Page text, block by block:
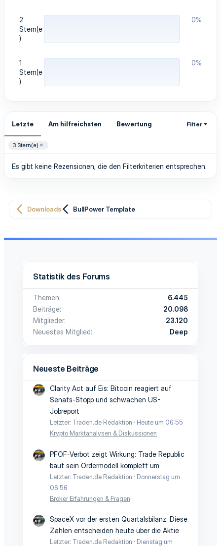
2
Stern(e
)
0%
1
Stern(e
)
0%
Letzte Am hilfreichsten Bewertung Filter
3 Stern(e)
Es gibt keine Rezensionen, die den Filterkriterien entsprechen.
Downloads BullPower Template
Statistik des Forums
Themen
6.445
Beiträge
20.098
Mitglieder
23.120
Neuestes Mitglied
Deep
Neueste Beiträge
Clarity Act auf Eis: Bitcoin reagiert auf
Senats-Stopp und schwachen US-
Jobreport
Letzter: Traden.de Redaktion
Heute um 06:55
Krypto Marktanalysen & Diskussionen
PFOF-Verbot zeigt Wirkung: Trade Republic
baut sein Ordermodell komplett um
Letzter: Traden.de Redaktion
Donnerstag um
06:56
Broker Erfahrungen & Fragen
SpaceX vor der ersten Quartalsbilanz: Diese
Zahlen entscheiden heute über die Aktie
Letzter: Traden.de Redaktion
Dienstag um